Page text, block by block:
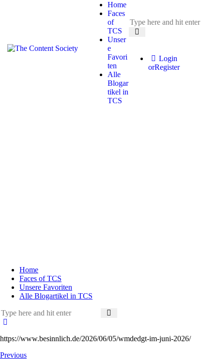
Home
Faces
of
TCS
Unser
e
Favori
ten
Alle
Blogar
tikel in
TCS
Login
orRegister
Home
Faces of TCS
Unsere Favoriten
Alle Blogartikel in TCS
https://www.besinnlich.de/2026/06/05/wmdedgt-im-juni-2026/
Previous